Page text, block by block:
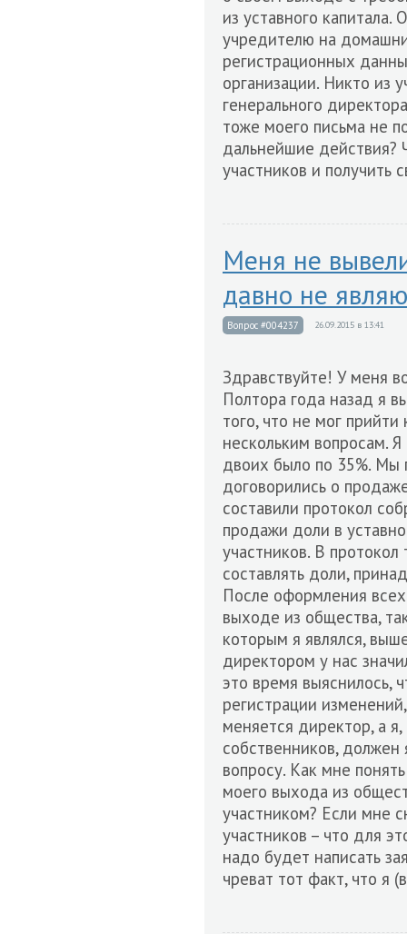
из уставного
учредителю на
регистрационных
организации. Никто из
генерального
тоже моего письма не
дальнейшие действия?
участников и получить
Меня не
давно не
Вопрос #004237 26.09.2015 в 13:41
Здравствуйте! У меня
Полтора года назад я
того, что не мог
нескольким вопросам. Я
двоих было по 35%. Мы
договорились о
составили протокол
продажи доли в
участников. В
составлять доли,
После оформления
выходе из общества,
которым я являлся,
директором у нас
это время выяснилось,
регистрации
меняется директор, а
собственников, должен
вопросу. Как мне
моего выхода из
участником? Если мне
участников – что для
надо будет написать
чреват тот факт, что я